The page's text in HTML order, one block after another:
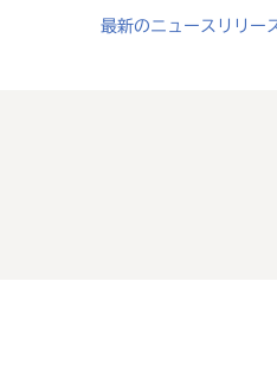
最新のニュースリリー